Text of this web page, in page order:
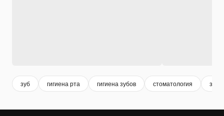
зуб гигиена рта гигиена зубов стоматология